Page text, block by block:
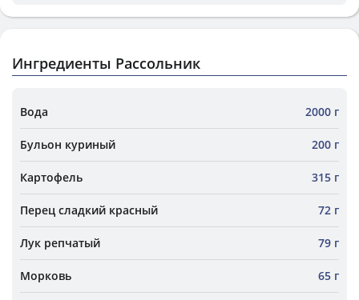
Ингредиенты Рассольник
Вода 2000 г
Бульон куриный 200 г
Картофель 315 г
Перец сладкий красный 72 г
Лук репчатый 79 г
Морковь 65 г